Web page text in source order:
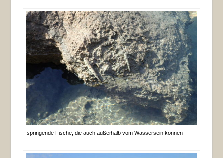
springende Fische, die auch außerhalb vom Wassersein können